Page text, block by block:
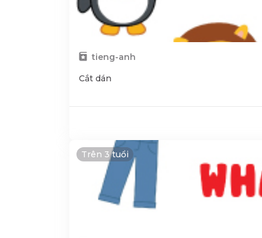
tieng-anh
Cắt dán
Trên 3 tuổi